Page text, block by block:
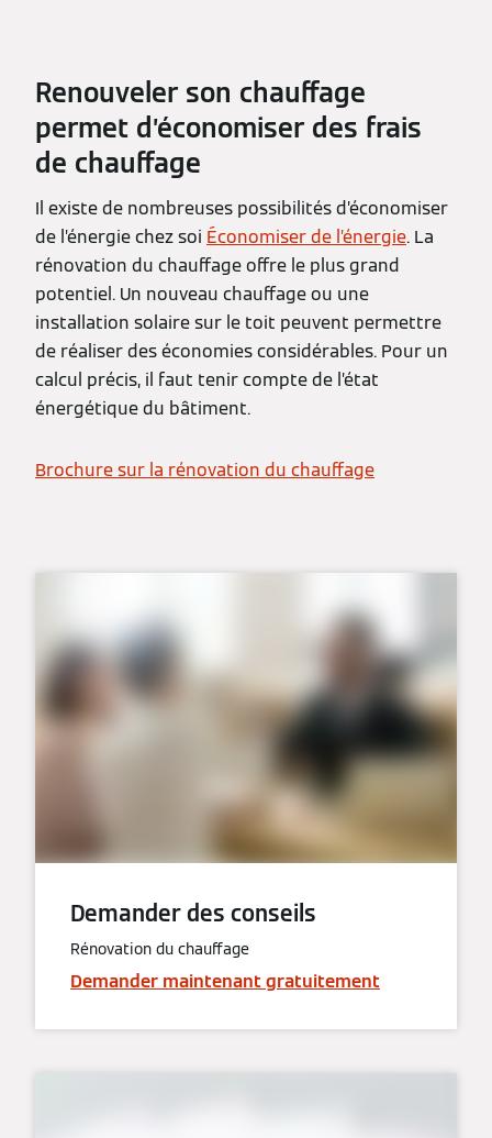
Renouveler son chauffage
permet d’économiser des frais
de chauffage
Il existe de nombreuses possibilités d’économiser
de l’énergie chez soi Économiser de l’énergie. La
rénovation du chauffage offre le plus grand
potentiel. Un nouveau chauffage ou une
installation solaire sur le toit peuvent permettre
de réaliser des économies considérables. Pour un
calcul précis, il faut tenir compte de l’état
énergétique du bâtiment.
Brochure sur la rénovation du chauffage
Demander des conseils
Rénovation du chauffage
Demander maintenant gratuitement